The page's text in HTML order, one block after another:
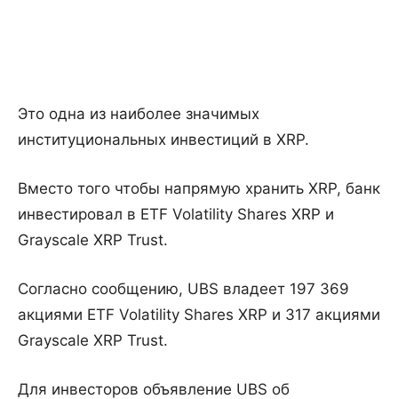
Это одна из наиболее значимых
институциональных инвестиций в XRP.
Вместо того чтобы напрямую хранить XRP, банк
инвестировал в ETF Volatility Shares XRP и
Grayscale XRP Trust.
Согласно сообщению, UBS владеет 197 369
акциями ETF Volatility Shares XRP и 317 акциями
Grayscale XRP Trust.
Для инвесторов объявление UBS об